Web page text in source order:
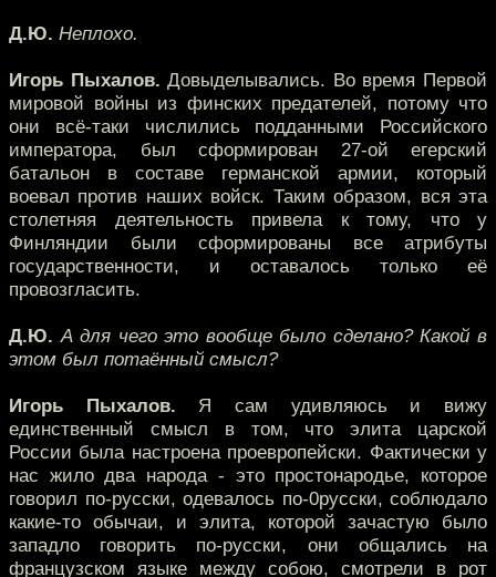
Д.Ю. Неплохо.
Игорь Пыхалов. Довыделывались. Во время Первой
мировой войны из финских предателей, потому что
они всё-таки числились подданными Российского
императора, был сформирован 27-ой егерский
батальон в составе германской армии, который
воевал против наших войск. Таким образом, вся эта
столетняя деятельность привела к тому, что у
Финляндии были сформированы все атрибуты
государственности, и оставалось только её
провозгласить.
Д.Ю. А для чего это вообще было сделано? Какой в
этом был потаённый смысл?
Игорь Пыхалов. Я сам удивляюсь и вижу
единственный смысл в том, что элита царской
России была настроена проевропейски. Фактически у
нас жило два народа - это простонародье, которое
говорил по-русски, одевалось по-0русски, соблюдало
какие-то обычаи, и элита, которой зачастую было
западло говорить по-русски, они общались на
французском языке между собою, смотрели в рот